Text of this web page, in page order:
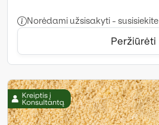
Norėdami užsisakyti - susisiekite
Peržiūrėti